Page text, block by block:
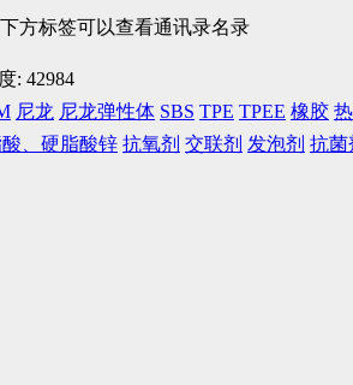
下方标签可以查看通讯录名录
: 42984
尼龙 尼龙弹性体 SBS TPE TPEE 橡胶
、硬脂酸锌 抗氧剂 交联剂 发泡剂 抗菌